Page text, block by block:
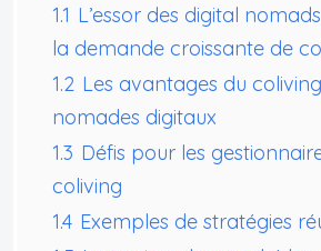
1.1 L’essor des digital
la demande croissante de
1.2 Les avantages du
nomades digitaux
1.3 Défis pour les
coliving
1.4 Exemples de stratégies